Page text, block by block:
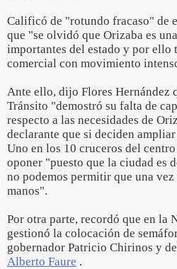
Calificó de "rotundo fracaso" de
que "se olvidó que Orizaba es
importantes del estado y por ello
comercial con movimiento
Ante ello, dijo Flores Hernández
Tránsito "demostró su falta de
respecto a las necesidades de
declarante que si deciden
Uno en los 10 cruceros del
oponer "puesto que la ciudad es
no podemos permitir que una vez
manos".
Por otra parte, recordó que en la
gestionó la colocación de
gobernador Patricio Chirinos y
Alberto Faure .